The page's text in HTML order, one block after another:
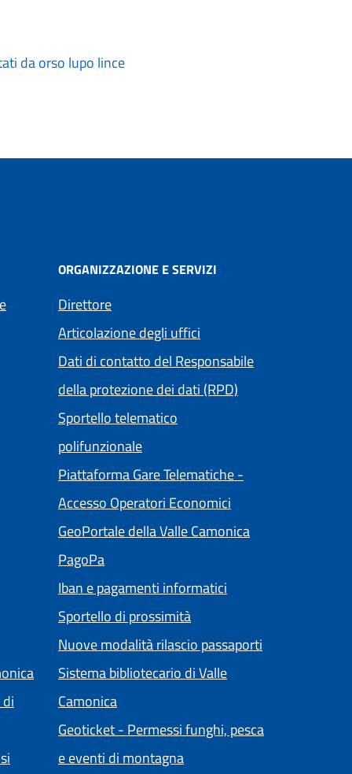
da orso lupo lince
scheda).
ORGANIZZAZIONE E SERVIZI
Direttore
Articolazione degli uffici
Dati di contatto del Responsabile
della protezione dei dati (RPD)
Sportello telematico
polifunzionale
Piattaforma Gare Telematiche -
Accesso Operatori Economici
GeoPortale della Valle Camonica
PagoPa
Iban e pagamenti informatici
Sportello di prossimità
Nuove modalità rilascio passaporti
Sistema bibliotecario di Valle
Camonica
Geoticket - Permessi funghi, pesca
e eventi di montagna